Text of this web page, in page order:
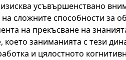
усъвършенствано
сложните способности за
на прекъсване на
което заниманията с тези
и цялостното